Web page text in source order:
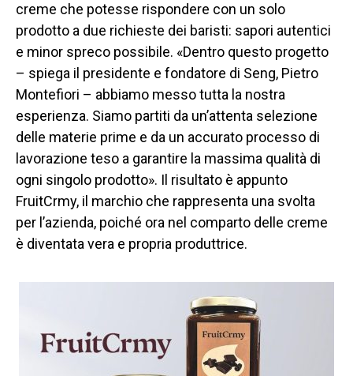
creme che potesse rispondere con un solo
prodotto a due richieste dei baristi: sapori autentici
e minor spreco possibile. «Dentro questo progetto
– spiega il presidente e fondatore di Seng, Pietro
Montefiori – abbiamo messo tutta la nostra
esperienza. Siamo partiti da un’attenta selezione
delle materie prime e da un accurato processo di
lavorazione teso a garantire la massima qualità di
ogni singolo prodotto». Il risultato è appunto
FruitCrmy, il marchio che rappresenta una svolta
per l’azienda, poiché ora nel comparto delle creme
è diventata vera e propria produttrice.